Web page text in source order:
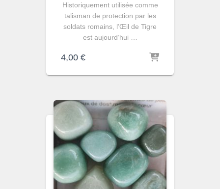
Historiquement utilisée comme
talisman de protection par les
soldats romains, l’Œil de Tigre
est aujourd’hui …
4,00 €